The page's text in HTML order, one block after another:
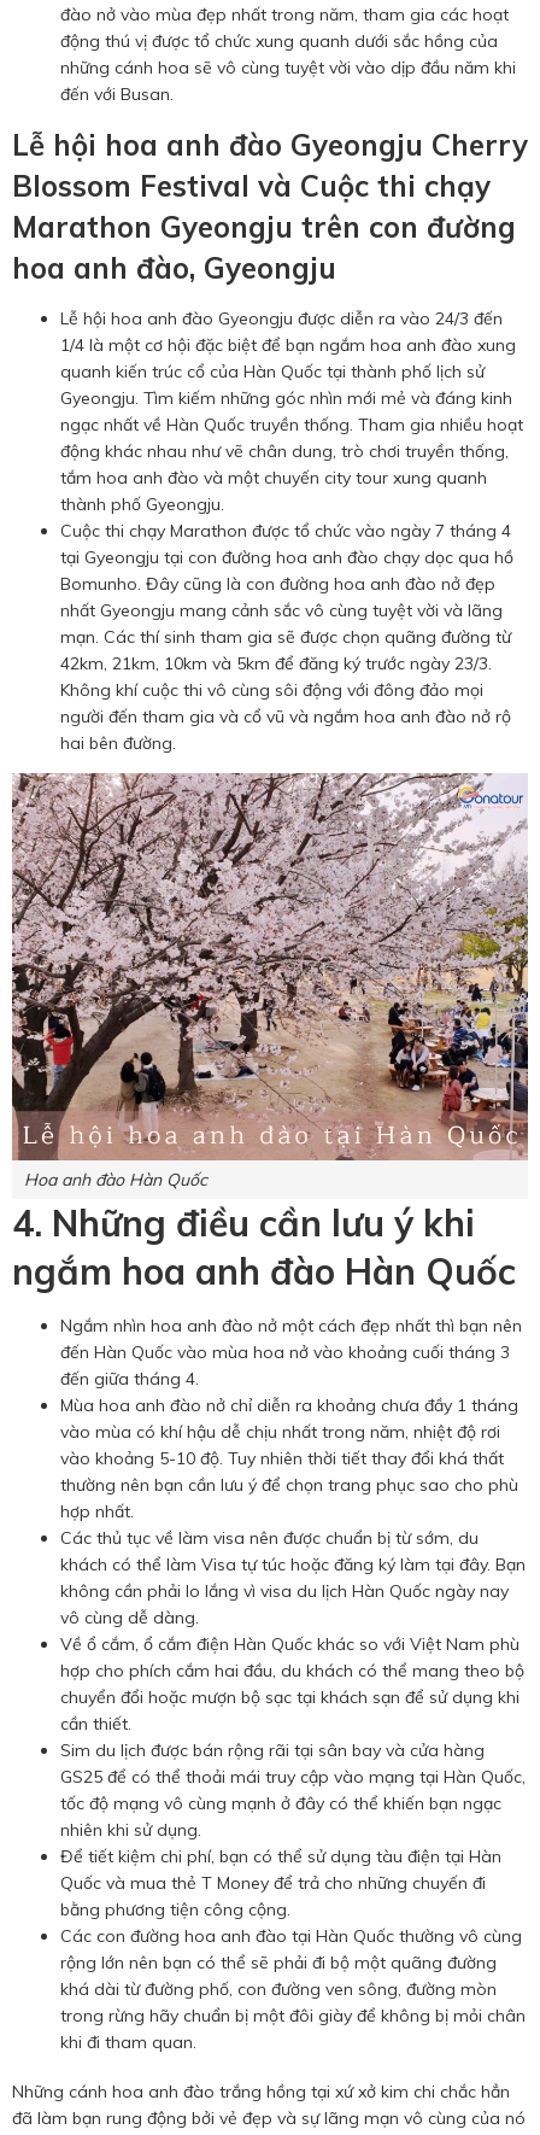
đào nở vào mùa đẹp nhất trong năm, tham gia các hoạt
động thú vị được tổ chức xung quanh dưới sắc hồng của
những cánh hoa sẽ vô cùng tuyệt vời vào dịp đầu năm khi
đến với Busan.
Lễ hội hoa anh đào Gyeongju Cherry
Blossom Festival và Cuộc thi chạy
Marathon Gyeongju trên con đường
hoa anh đào, Gyeongju
Lễ hội hoa anh đào Gyeongju được diễn ra vào 24/3 đến
1/4 là một cơ hội đặc biệt để bạn ngắm hoa anh đào xung
quanh kiến ​​trúc cổ của Hàn Quốc tại thành phố lịch sử
Gyeongju. Tìm kiếm những góc nhìn mới mẻ và đáng kinh
ngạc nhất về Hàn Quốc truyền thống. Tham gia nhiều hoạt
động khác nhau như vẽ chân dung, trò chơi truyền thống,
tắm hoa anh đào và một chuyến city tour xung quanh
thành phố Gyeongju.
Cuộc thi chạy Marathon được tổ chức vào ngày 7 tháng 4
tại Gyeongju tại con đường hoa anh đào chạy dọc qua hồ
Bomunho. Đây cũng là con đường hoa anh đào nở đẹp
nhất Gyeongju mang cảnh sắc vô cùng tuyệt vời và lãng
mạn. Các thí sinh tham gia sẽ được chọn quãng đường từ
42km, 21km, 10km và 5km để đăng ký trước ngày 23/3.
Không khí cuộc thi vô cùng sôi động với đông đảo mọi
người đến tham gia và cổ vũ và ngắm hoa anh đào nở rộ
hai bên đường.
Hoa anh đào Hàn Quốc
4. Những điều cần lưu ý khi
ngắm hoa anh đào Hàn Quốc
Ngắm nhìn hoa anh đào nở một cách đẹp nhất thì bạn nên
đến Hàn Quốc vào mùa hoa nở vào khoảng cuối tháng 3
đến giữa tháng 4.
Mùa hoa anh đào nở chỉ diễn ra khoảng chưa đầy 1 tháng
vào mùa có khí hậu dễ chịu nhất trong năm, nhiệt độ rơi
vào khoảng 5-10 độ. Tuy nhiên thời tiết thay đổi khá thất
thường nên bạn cần lưu ý để chọn trang phục sao cho phù
hợp nhất.
Các thủ tục về làm visa nên được chuẩn bị từ sớm, du
khách có thể làm Visa tự túc hoặc đăng ký làm tại đây. Bạn
không cần phải lo lắng vì visa du lịch Hàn Quốc ngày nay
vô cùng dễ dàng.
Về ổ cắm, ổ cắm điện Hàn Quốc khác so với Việt Nam phù
hợp cho phích cắm hai đầu, du khách có thể mang theo bộ
chuyển đổi hoặc mượn bộ sạc tại khách sạn để sử dụng khi
cần thiết.
Sim du lịch được bán rộng rãi tại sân bay và cửa hàng
GS25 để có thể thoải mái truy cập vào mạng tại Hàn Quốc,
tốc độ mạng vô cùng mạnh ở đây có thể khiến bạn ngạc
nhiên khi sử dụng.
Để tiết kiệm chi phí, bạn có thể sử dụng tàu điện tại Hàn
Quốc và mua thẻ T Money để trả cho những chuyến đi
bằng phương tiện công cộng.
Các con đường hoa anh đào tại Hàn Quốc thường vô cùng
rộng lớn nên bạn có thể sẽ phải đi bộ một quãng đường
khá dài từ đường phố, con đường ven sông, đường mòn
trong rừng hãy chuẩn bị một đôi giày để không bị mỏi chân
khi đi tham quan.
Những cánh hoa anh đào trắng hồng tại xứ xở kim chi chắc hẳn
đã làm bạn rung động bởi vẻ đẹp và sự lãng mạn vô cùng của nó